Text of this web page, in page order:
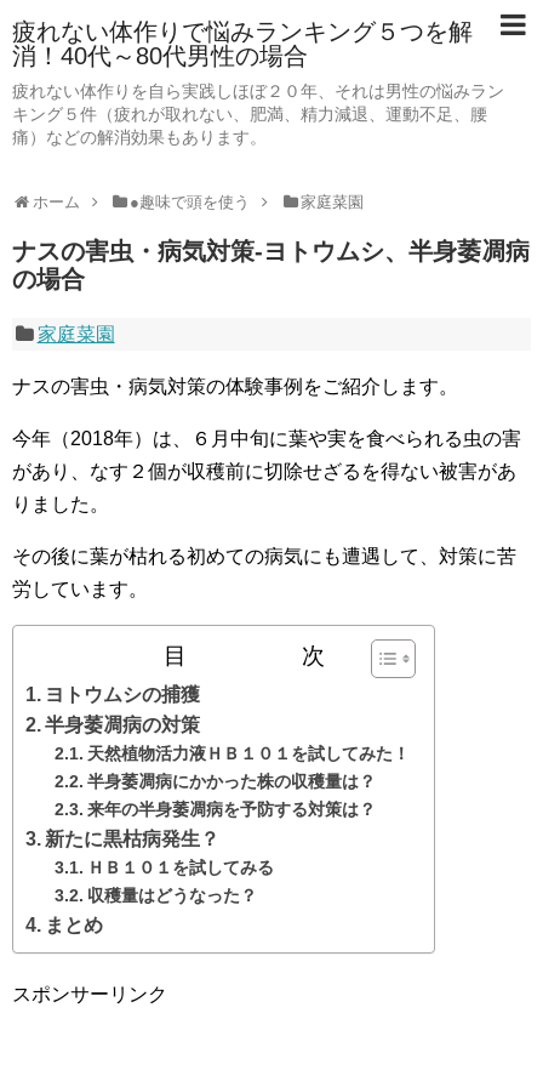
疲れない体作りで悩みランキング５つを解
消！40代～80代男性の場合
疲れない体作りを自ら実践しほぼ２０年、それは男性の悩みラン
キング５件（疲れが取れない、肥満、精力減退、運動不足、腰
痛）などの解消効果もあります。
ホーム ●趣味で頭を使う 家庭菜園
ナスの害虫・病気対策-ヨトウムシ、半身萎凋病
の場合
家庭菜園
ナスの害虫・病気対策の体験事例をご紹介します。
今年（2018年）は、６月中旬に葉や実を食べられる虫の害
があり、なす２個が収穫前に切除せざるを得ない被害があ
りました。
その後に葉が枯れる初めての病気にも遭遇して、対策に苦
労しています。
目 次
ヨトウムシの捕獲
半身萎凋病の対策
天然植物活力液ＨＢ１０１を試してみた！
半身萎凋病にかかった株の収穫量は？
来年の半身萎凋病を予防する対策は？
新たに黒枯病発生？
ＨＢ１０１を試してみる
収穫量はどうなった？
まとめ
スポンサーリンク